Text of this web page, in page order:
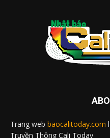
Trang web baocalitoday.com
Truyền Thông Cali Today